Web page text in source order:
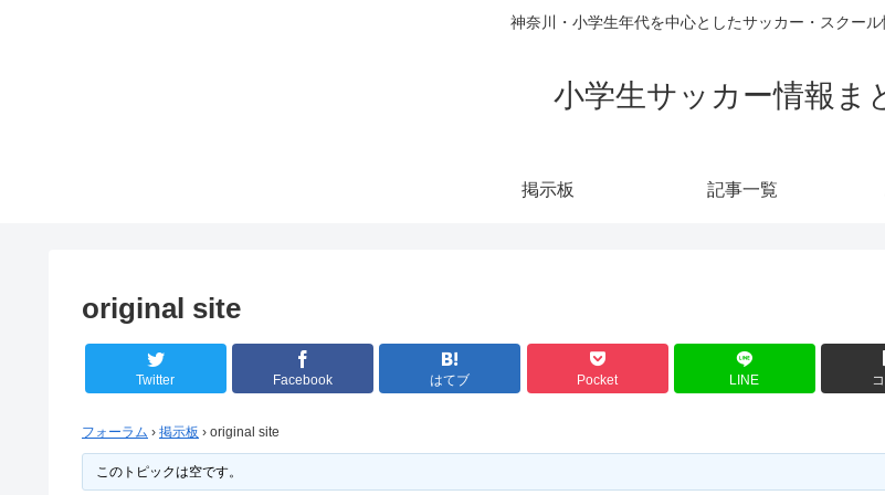
神奈川・小学生年代を中心としたサッカー・スクール
小学生サッカー情報ま
掲示板 記事一覧
original site
Twitter Facebook はてブ Pocket LINE
フォーラム › 掲示板 › original site
このトピックは空です。